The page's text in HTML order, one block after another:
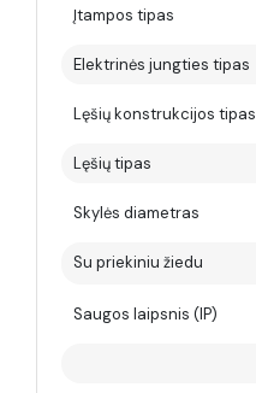
Įtampos tipas
Elektrinės jungties tipas
Lęšių konstrukcijos tipas
Lęšių tipas
Skylės diametras
Su priekiniu žiedu
Saugos laipsnis (IP)